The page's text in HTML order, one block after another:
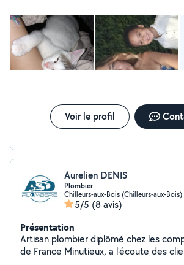
3 chiens et 2 tortues je suis également
les animaux .
Voir le profil
Aurelien DENIS
Plombier
Chilleurs-aux-Bois (Chilleurs-aux-Bois)
5/5 (8 avis)
Présentation
Artisan plombier diplômé chez les
de France Minutieux, a l'écoute des